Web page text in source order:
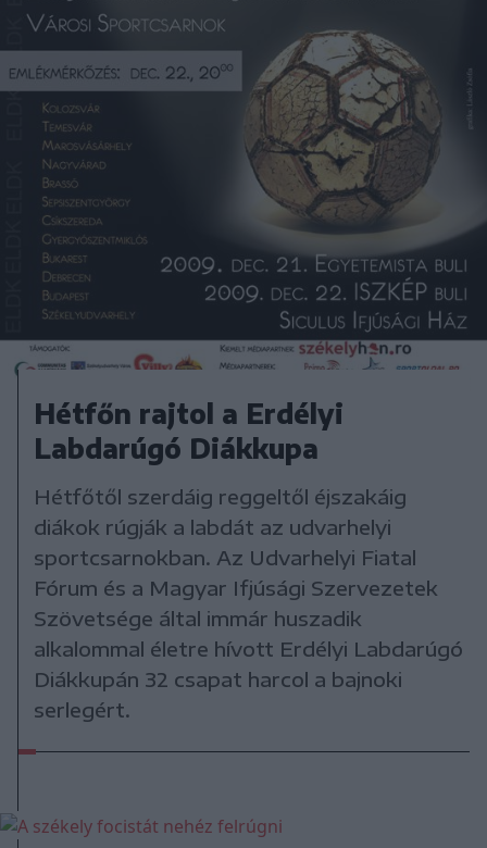
Hétfőn rajtol a Erdélyi
Labdarúgó Diákkupa
Hétfőtől szerdáig reggeltől éjszakáig
diákok rúgják a labdát az udvarhelyi
sportcsarnokban. Az Udvarhelyi Fiatal
Fórum és a Magyar Ifjúsági Szervezetek
Szövetsége által immár huszadik
alkalommal életre hívott Erdélyi Labdarúgó
Diákkupán 32 csapat harcol a bajnoki
serlegért.